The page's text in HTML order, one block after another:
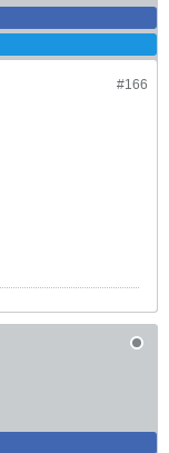
#166